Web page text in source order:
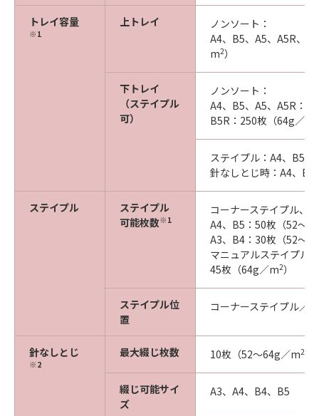
トレイ容量
※1
上トレイ
ノンソート：
A4、B5、A5、A5R、
m2）
下トレイ
（ステイプル
可）
ノンソート：
A4、B5、A5、A5R：
B5R：250枚（64g／m
ステイプル：A4、B5
針なしとじ時：A4、
ステイプル
ステイプル
可能枚数※1
コーナーステイプル、
A4、B5：50枚（52～
A3、B4：30枚（52～
マニュアルステイプル時
45枚（64g／m2）
ステイプル位
置
コーナーステイプル／
針なしとじ
※2
最大綴じ枚数 10枚（52～64g／m2
綴じ可能サイ
ズ
A3、A4、B4、B5